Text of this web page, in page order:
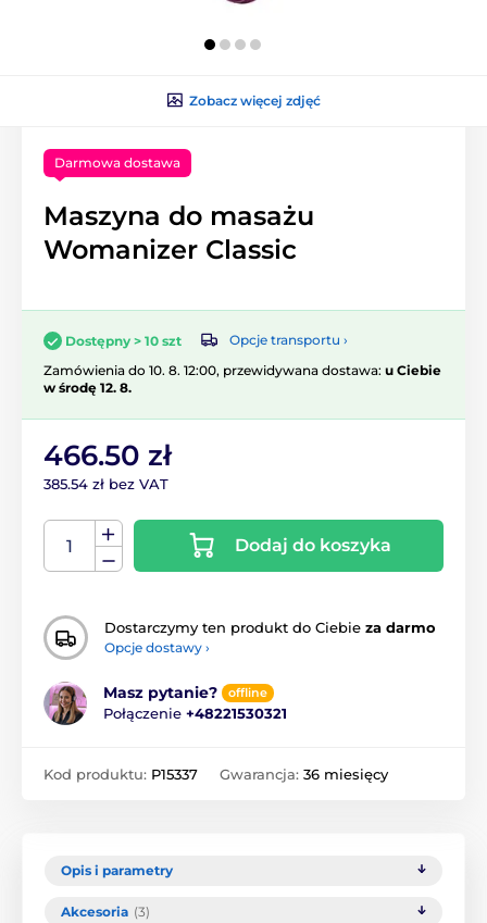
Zobacz więcej zdjęć
Darmowa dostawa
Maszyna do masażu
Womanizer Classic
Dostępny > 10 szt
Opcje transportu ›
Zamówienia do 10. 8. 12:00, przewidywana dostawa: u Ciebie
w środę 12. 8.
466.50 zł
385.54 zł bez VAT
Dodaj do koszyka
Dostarczymy ten produkt do Ciebie za darmo
Opcje dostawy ›
Masz pytanie? offline
Połączenie +48221530321
Kod produktu: P15337 Gwarancja: 36 miesięcy
Opis i parametry
Akcesoria (3)